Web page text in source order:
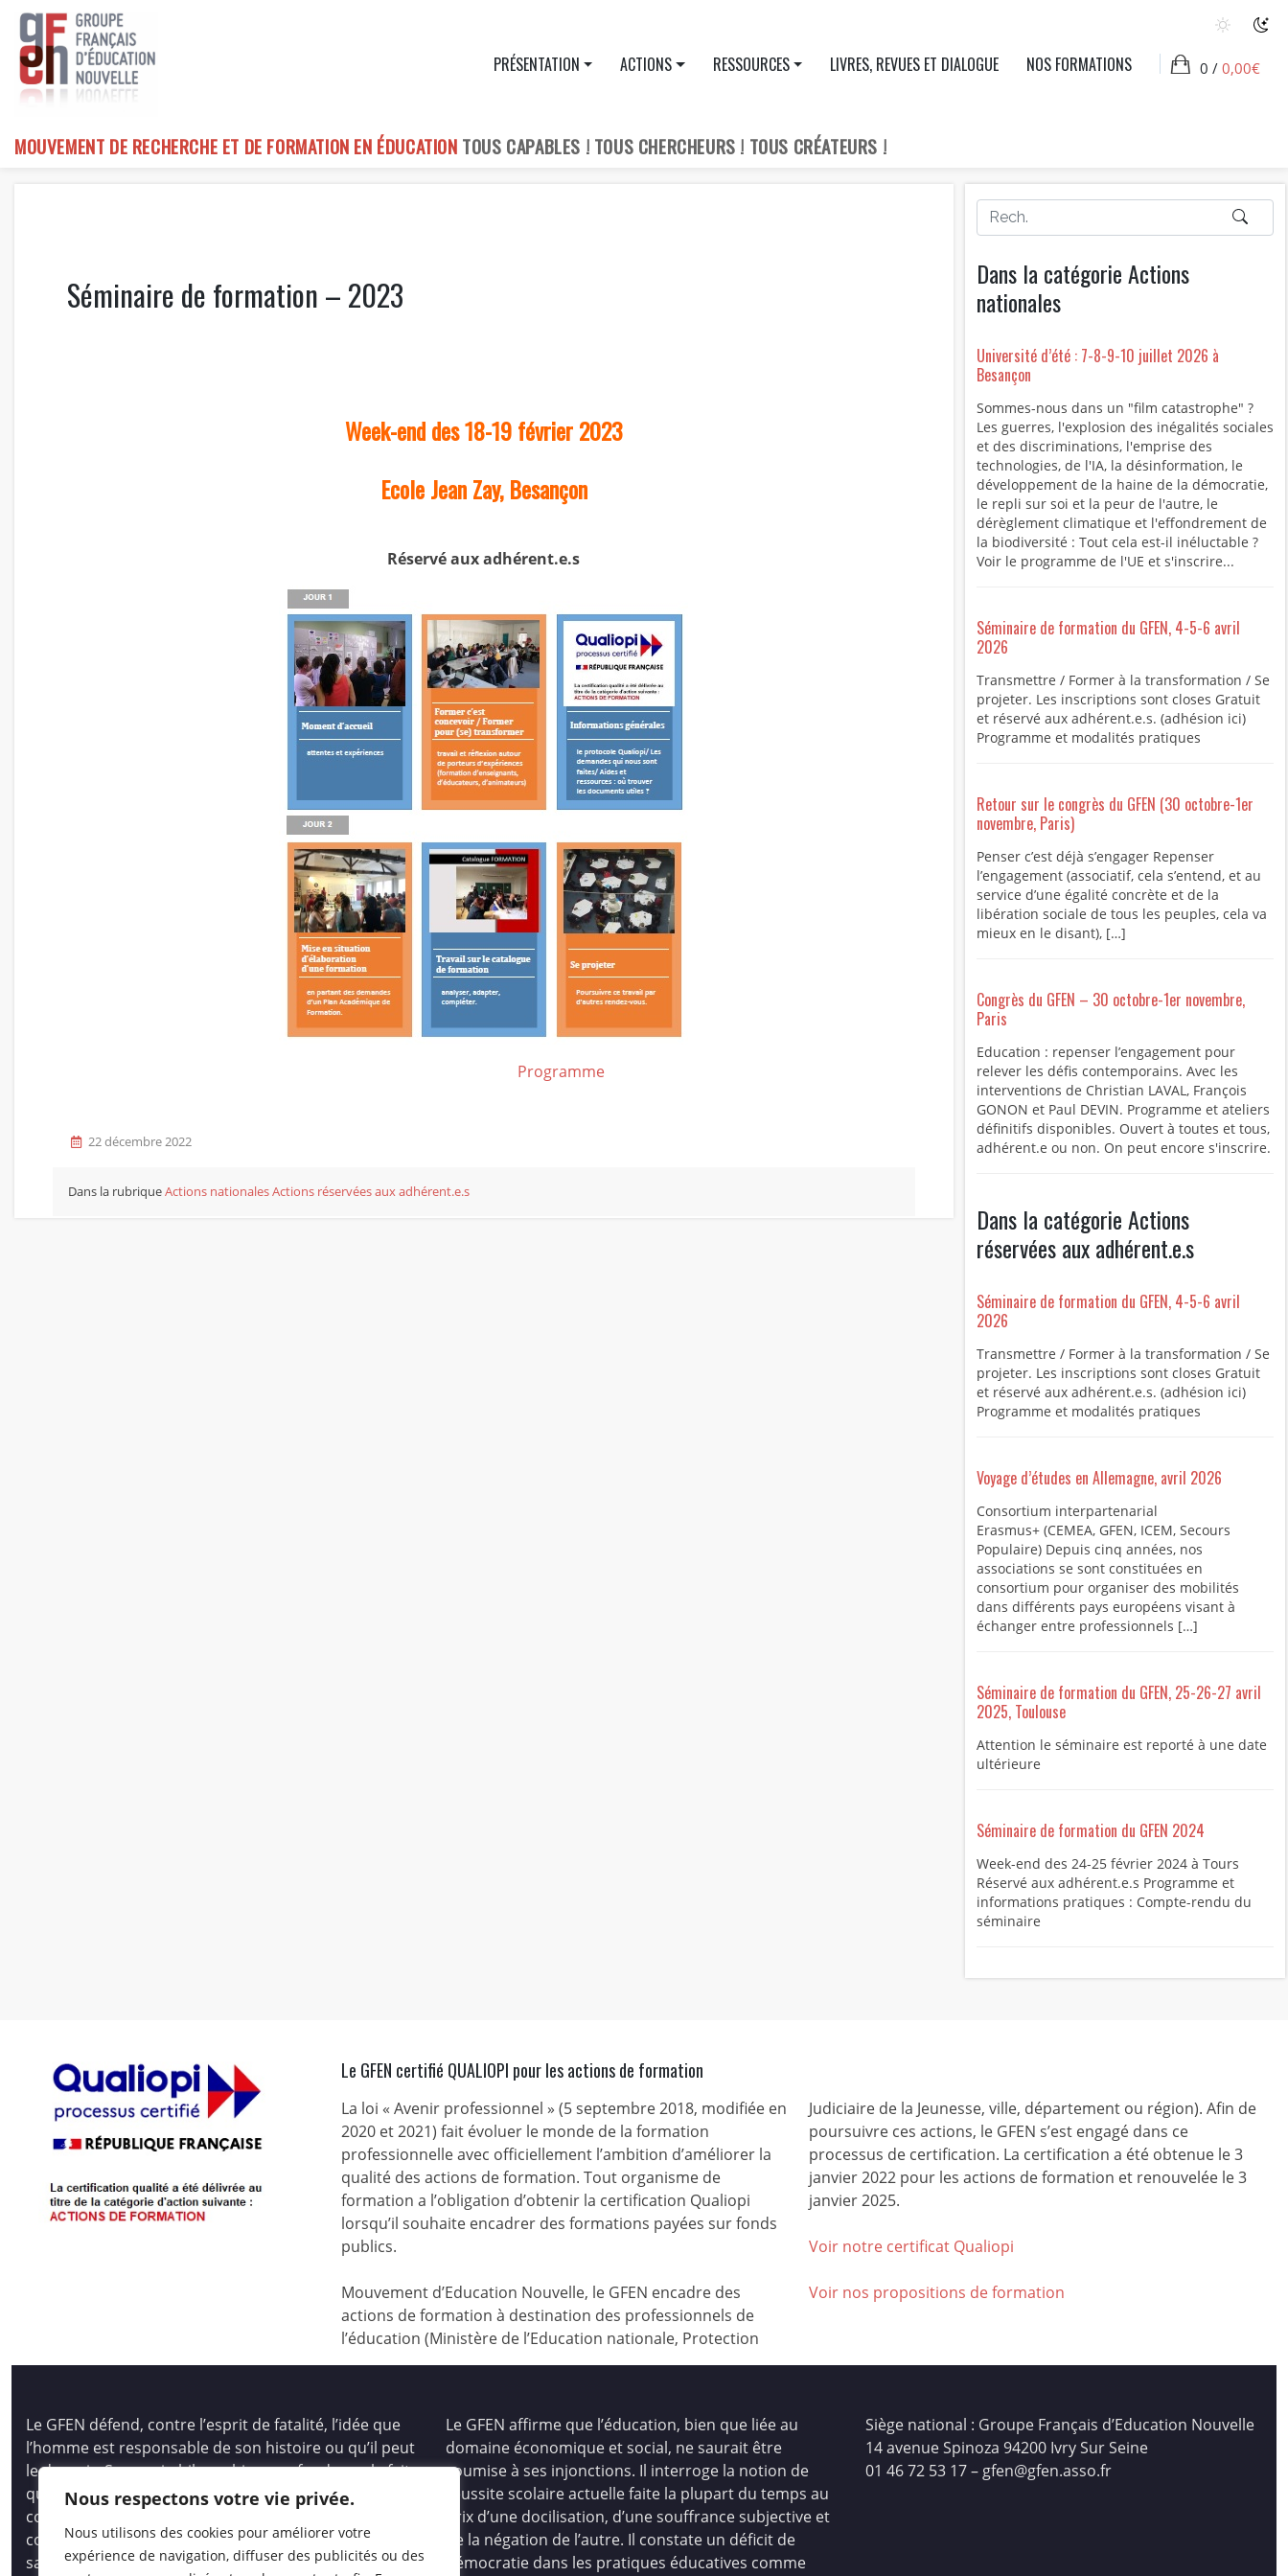
Nous respectons votre vie privée.
Nous utilisons des cookies pour améliorer votre
expérience de navigation, diffuser des publicités ou des
Skip
content
MOUVEMENT DE RECHERCHE ET DE FORMATION EN ÉDUCATION TOUS CAPABLES ! TOUS CHERCHEURS ! TOUS CRÉATEURS !
PRÉSENTATION ACTIONS RESSOURCES LIVRES, REVUES ET DIALOGUE NOS FORMATIONS 0 / 0,00€
Séminaire de formation – 2023
Week-end des 18-19 février 2023
Ecole Jean Zay, Besançon
Réservé aux adhérent.e.s
Programme
22 décembre 2022
Dans la rubriqueActions nationalesActions réservées aux adhérent.e.s
Dans la catégorie Actions
nationales
Université d’été : 7-8-9-10 juillet 2026 à
Besançon
Sommes-nous dans un "film catastrophe" ?
Les guerres, l'explosion des inégalités sociales
et des discriminations, l'emprise des
technologies, de l'IA, la désinformation, le
développement de la haine de la démocratie,
le repli sur soi et la peur de l'autre, le
dérèglement climatique et l'effondrement de
la biodiversité : Tout cela est-il inéluctable ?
Voir le programme de l'UE et s'inscrire...
Séminaire de formation du GFEN, 4-5-6 avril
2026
Transmettre / Former à la transformation / Se
projeter. Les inscriptions sont closes Gratuit
et réservé aux adhérent.e.s. (adhésion ici)
Programme et modalités pratiques
Retour sur le congrès du GFEN (30 octobre-1er
novembre, Paris)
Penser c’est déjà s’engager Repenser
l’engagement (associatif, cela s’entend, et au
service d’une égalité concrète et de la
libération sociale de tous les peuples, cela va
mieux en le disant), […]
Congrès du GFEN – 30 octobre-1er novembre,
Paris
Education : repenser l’engagement pour
relever les défis contemporains. Avec les
interventions de Christian LAVAL, François
GONON et Paul DEVIN. Programme et ateliers
définitifs disponibles. Ouvert à toutes et tous,
adhérent.e ou non. On peut encore s'inscrire.
Dans la catégorie Actions
réservées aux adhérent.e.s
Séminaire de formation du GFEN, 4-5-6 avril
2026
Transmettre / Former à la transformation / Se
projeter. Les inscriptions sont closes Gratuit
et réservé aux adhérent.e.s. (adhésion ici)
Programme et modalités pratiques
Voyage d’études en Allemagne, avril 2026
Consortium interpartenarial
Erasmus+ (CEMEA, GFEN, ICEM, Secours
Populaire) Depuis cinq années, nos
associations se sont constituées en
consortium pour organiser des mobilités
dans différents pays européens visant à
échanger entre professionnels […]
Séminaire de formation du GFEN, 25-26-27 avril
2025, Toulouse
Attention le séminaire est reporté à une date
ultérieure
Séminaire de formation du GFEN 2024
Week-end des 24-25 février 2024 à Tours
Réservé aux adhérent.e.s Programme et
informations pratiques : Compte-rendu du
séminaire
Le GFEN certifié QUALIOPI pour les actions de formation
La loi « Avenir professionnel » (5 septembre 2018, modifiée en
2020 et 2021) fait évoluer le monde de la formation
professionnelle avec officiellement l’ambition d’améliorer la
qualité des actions de formation. Tout organisme de
formation a l’obligation d’obtenir la certification Qualiopi
lorsqu’il souhaite encadrer des formations payées sur fonds
publics.
Mouvement d’Education Nouvelle, le GFEN encadre des
actions de formation à destination des professionnels de
l’éducation (Ministère de l’Education nationale, Protection
Judiciaire de la Jeunesse, ville, département ou région). Afin de
poursuivre ces actions, le GFEN s’est engagé dans ce
processus de certification. La certification a été obtenue le 3
janvier 2022 pour les actions de formation et renouvelée le 3
janvier 2025.
Voir notre certificat Qualiopi
Voir nos propositions de formation
Le GFEN défend, contre l’esprit de fatalité, l’idée que
l’homme est responsable de son histoire ou qu’il peut
le devenir. Son pari philosophique se fonde sur le fait
que tous les hommes, les enfants des hommes,
comme les peuples, ont des capacités immenses pour
comprendre et créer, pour auto-socio-construire un
savoir vivant et opératoire.
Le GFEN affirme que l’éducation, bien que liée au
domaine économique et social, ne saurait être
soumise à ses injonctions. Il interroge la notion de
réussite scolaire actuelle faite la plupart du temps au
prix d’une docilisation, d’une souffrance subjective et
de la négation de l’autre. Il constate un déficit de
démocratie dans les pratiques éducatives comme
Siège national : Groupe Français d’Education Nouvelle
14 avenue Spinoza 94200 Ivry Sur Seine
01 46 72 53 17 – gfen@gfen.asso.fr